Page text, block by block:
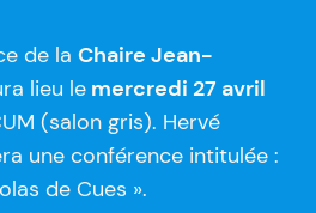
de la Chaire Jean-
lieu lemercredi 27 avril
(salon gris). Hervé
une conférence intitulée :
de Cues ».